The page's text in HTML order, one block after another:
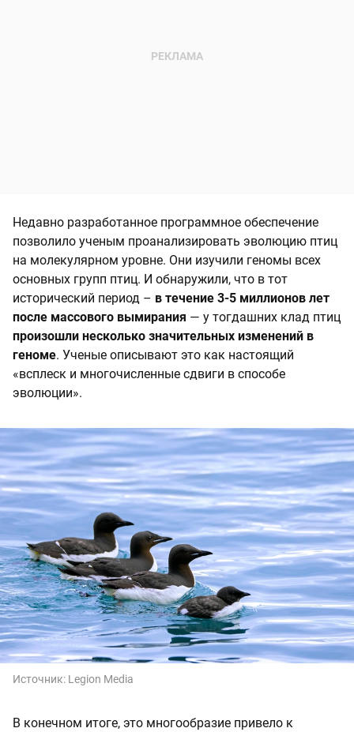
Недавно разработанное программное обеспечение
позволило ученым проанализировать эволюцию птиц
на молекулярном уровне. Они изучили геномы всех
основных групп птиц. И обнаружили, что в тот
исторический период – в течение 3-5 миллионов лет
после массового вымирания — у тогдашних клад птиц
произошли несколько значительных изменений в
геноме. Ученые описывают это как настоящий
«всплеск и многочисленные сдвиги в способе
эволюции».
Источник: Legion Media
В конечном итоге, это многообразие привело к